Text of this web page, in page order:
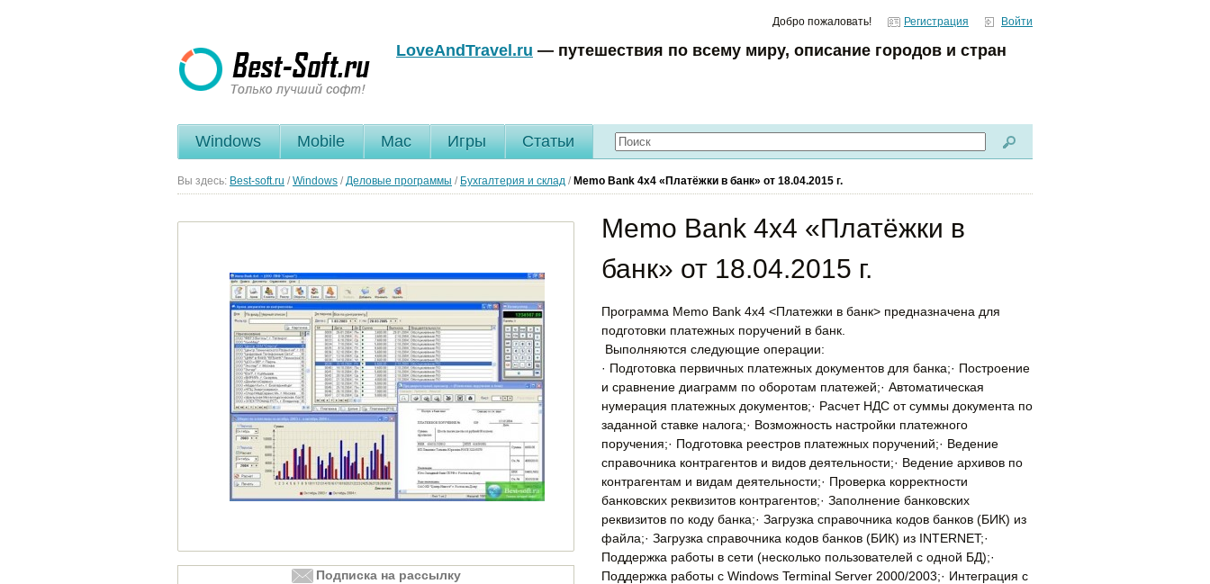
Добро пожаловать! Регистрация Войти
LoveAndTravel.ru — путешествия по всему миру, описание городов и стран
Windows Mobile Mac Игры Статьи
Вы здесь: Best-soft.ru / Windows / Деловые программы / Бухгалтерия и склад / Memo Bank 4x4 «Платёжки в банк» от 18.04.2015 г.
Подписка на рассылку
Memo Bank 4x4 «Платёжки в
банк» от 18.04.2015 г.
Программа Memo Bank 4x4 <Платежки в банк> предназначена для
подготовки платежных поручений в банк.
Выполняются следующие операции:
· Подготовка первичных платежных документов для банка;· Построение
и сравнение диаграмм по оборотам платежей;· Автоматическая
нумерация платежных документов;· Расчет НДС от суммы документа по
заданной ставке налога;· Возможность настройки платежного
поручения;· Подготовка реестров платежных поручений;· Ведение
справочника контрагентов и видов деятельности;· Ведение архивов по
контрагентам и видам деятельности;· Проверка корректности
банковских реквизитов контрагентов;· Заполнение банковских
реквизитов по коду банка;· Загрузка справочника кодов банков (БИК) из
файла;· Загрузка справочника кодов банков (БИК) из INTERNET;·
Поддержка работы в сети (несколько пользователей с одной БД);·
Поддержка работы с Windows Terminal Server 2000/2003;· Интеграция с